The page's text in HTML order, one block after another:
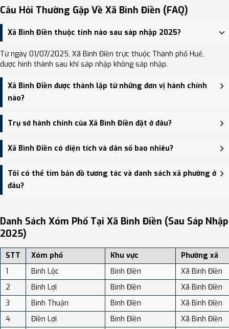
Câu Hỏi Thường Gặp Về Xã Bình Điền (FAQ)
Xã Bình Điền thuộc tỉnh nào sau sáp nhập 2025?
Từ ngày 01/07/2025, Xã Bình Điền trực thuộc Thành phố Huế,
được hình thành sau khi sáp nhập không sáp nhập.
Xã Bình Điền được thành lập từ những đơn vị hành chính
nào?
Xã Bình Điền được thành lập trên cơ sở sáp nhập Xã Hương Bình,
Xã Bình Thành, Xã Bình Tiến.
Trụ sở hành chính của Xã Bình Điền đặt ở đâu?
Trụ sở hành chính mới của Xã Bình Điền đặt tại 1 Phú Lợi, xã Bình
Điền - trung tâm khu vực thuận tiện giao thông.
Xã Bình Điền có diện tích và dân số bao nhiêu?
Xã Bình Điền có Diện tích: 266.50 km², Dân số: 15,229 người, Mật
độ dân số: Khoảng 57.14 người/km²
Tôi có thể tìm bản đồ tương tác và danh sách xã phường ở
đâu?
địa điểm tại: VReview.vn - Nền tảng review địa điểm, dịch vụ và du
lịch uy tín tại Việt Nam.
Danh Sách Xóm Phố Tại Xã Bình Điền (sau Sáp Nhập
2025)
STT Xóm phố Khu vực
Phường xã
1
Bình Lộc Bình Điền
Xã Bình Điền
2
Bình Lợi Bình Điền
Xã Bình Điền
3
Bình Thuận Bình Điền
Xã Bình Điền
4
Điền Lợi Bình Điền
Xã Bình Điền